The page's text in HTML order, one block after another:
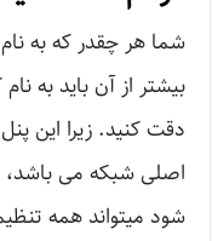
شما هر چقدر که به
بیشتر از آن باید به
دقت کنید. زیرا این
اصلی شبکه می باشد،
شود میتواند همه